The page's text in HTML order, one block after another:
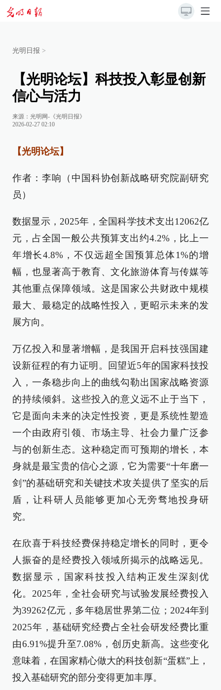
光明日报 >
【光明论坛】科技投入彰显创新
信心与活力
来源： 光明网-《光明日报》
2026-02-27 02:10
【光明论坛】
作者：李响（中国科协创新战略研究院副研究
员）
数据显示，2025年，全国科学技术支出12062亿
元，占全国一般公共预算支出约4.2%，比上一
年增长4.8%，不仅远超全国预算总体1%的增
幅，也显著高于教育、文化旅游体育与传媒等
其他重点保障领域。这是国家公共财政中规模
最大、最稳定的战略性投入，更昭示未来的发
展方向。
万亿投入和显著增幅，是我国开启科技强国建
设新征程的有力证明。回望近5年的国家科技投
入，一条稳步向上的曲线勾勒出国家战略资源
的持续倾斜。这些投入的意义远不止于当下，
它是面向未来的决定性投资，更是系统性塑造
一个由政府引领、市场主导、社会力量广泛参
与的创新生态。这种稳定而可预期的增长，本
身就是最宝贵的信心之源，它为需要“十年磨一
剑”的基础研究和关键技术攻关提供了坚实的后
盾，让科研人员能够更加心无旁骛地投身研
究。
在欣喜于科技经费保持稳定增长的同时，更令
人振奋的是经费投入领域所揭示的战略远见。
数据显示，国家科技投入结构正发生深刻优
化。2025年，全社会研究与试验发展经费投入
为39262亿元，多年稳居世界第二位；2024年到
2025年，基础研究经费占全社会研发经费比重
由6.91%提升至7.08%，创历史新高。这些变化
意味着，在国家精心做大的科技创新“蛋糕”上，
投入基础研究的部分变得更加丰厚。